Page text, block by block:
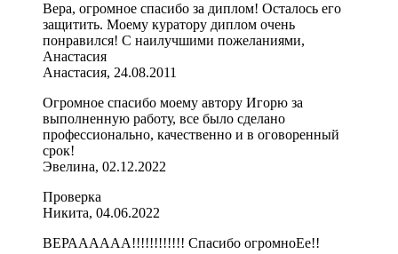
Вера, огромное спасибо за диплом! Осталось его
защитить. Моему куратору диплом очень
понравился! С наилучшими пожеланиями,
Анастасия
Анастасия, 24.08.2011
Огромное спасибо моему автору Игорю за
выполненную работу, все было сделано
профессионально, качественно и в оговоренный
срок!
Эвелина, 02.12.2022
Проверка
Никита, 04.06.2022
ВЕРАААААА!!!!!!!!!!!! Спасибо огромноЕе!!